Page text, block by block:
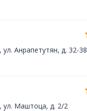
Анрапетутян, д. 32-38
ул. Маштоца, д. 2/2